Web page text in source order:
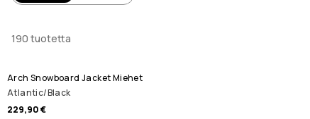
190 tuotetta
Arch Snowboard Jacket Miehet
Atlantic/Black
229,90 €